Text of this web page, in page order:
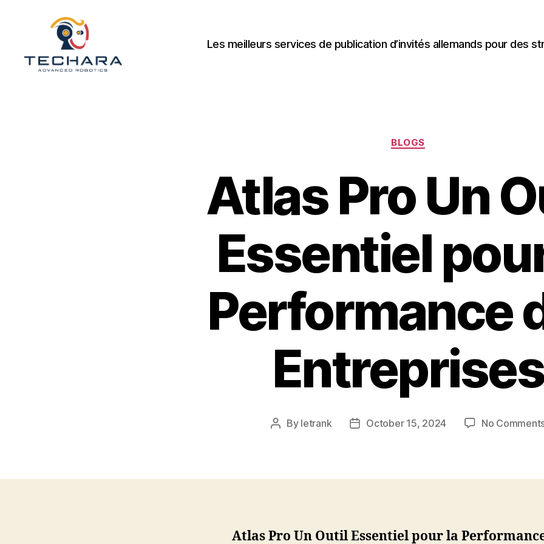
Les meilleurs services de publication d’invités allemands pour des
Categories
BLOGS
Atlas Pro Un
Essentiel
Performance
Entreprises
Post
By letrank
PostOctober 15, 2024 No
Atlas Pro Un Outil Essentiel pour la